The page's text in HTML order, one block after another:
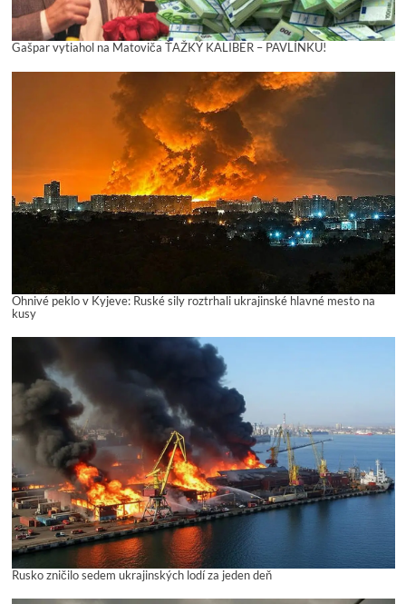
Gašpar vytiahol na Matoviča ŤAŽKÝ KALIBER – PAVLÍNKU!
Ohnivé peklo v Kyjeve: Ruské sily roztrhali ukrajinské hlavné mesto na
kusy
Rusko zničilo sedem ukrajinských lodí za jeden deň